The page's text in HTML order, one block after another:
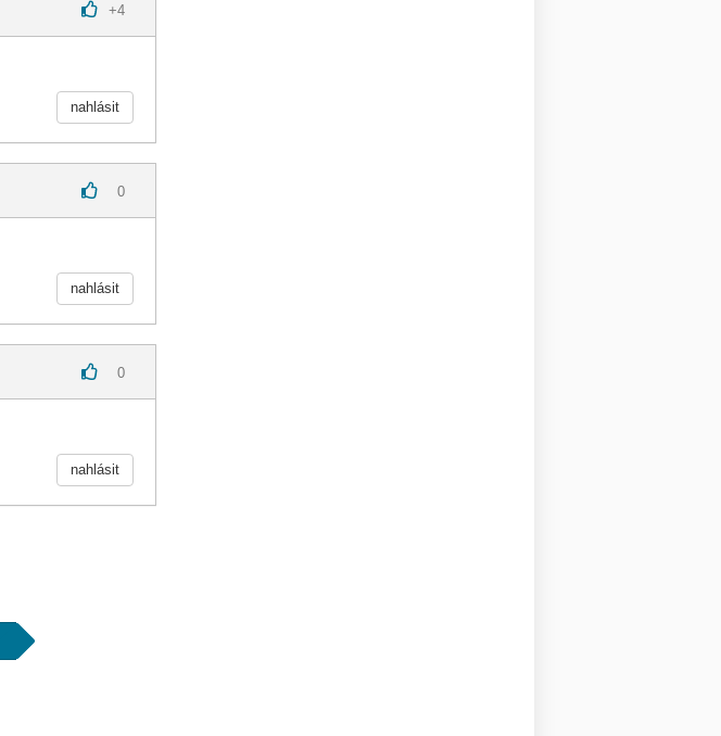
+4
nahlásit
0
nahlásit
0
nahlásit